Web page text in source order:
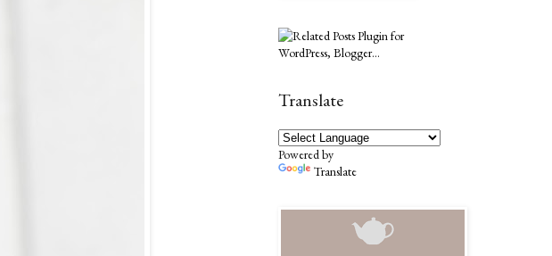
Translate
Powered by
Translate